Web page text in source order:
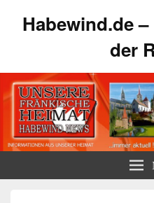
Habewind.de
der